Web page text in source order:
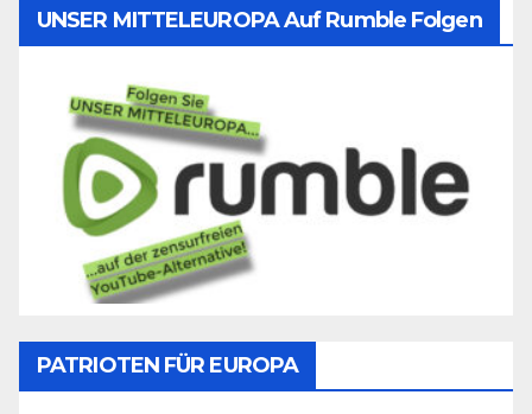
UNSER MITTELEUROPA Auf Rumble Folgen
PATRIOTEN FÜR EUROPA